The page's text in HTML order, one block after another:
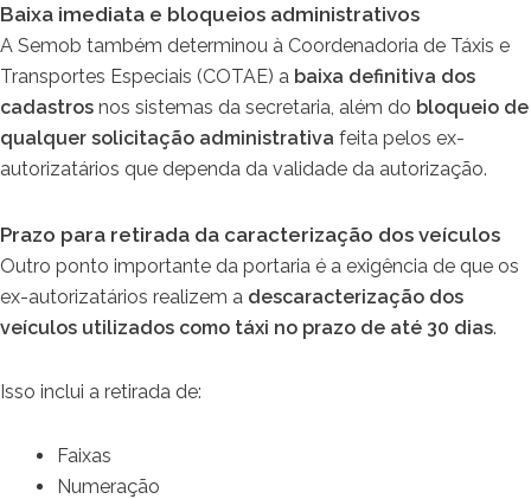
Baixa imediata e bloqueios administrativos
A Semob também determinou à Coordenadoria de Táxis e
Transportes Especiais (COTAE) a baixa definitiva dos
cadastros nos sistemas da secretaria, além do bloqueio de
qualquer solicitação administrativa feita pelos ex-
autorizatários que dependa da validade da autorização.
Prazo para retirada da caracterização dos veículos
Outro ponto importante da portaria é a exigência de que os
ex-autorizatários realizem a descaracterização dos
veículos utilizados como táxi no prazo de até 30 dias.
Isso inclui a retirada de:
Faixas
Numeração